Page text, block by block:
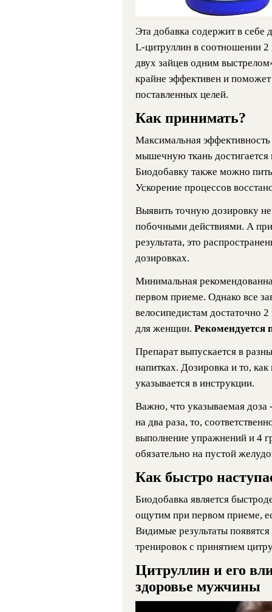
Эта добавка содержит в себе
L-цитруллин в соотношении 2
двух зайцев одним
крайне эффективен и
поставленных целей.
Как принимать?
Максимальная
мышечную ткань достигается
Биодобавку также можно
Ускорение процессов
Выявить точную дозировку
побочными действиями. А
результата, это
дозировках.
Минимальная
первом приеме. Однако все
велосипедистам достаточно
для женщин. Рекомендуется
Препарат выпускается в
напитках. Дозировка и то,
указывается в инструкции.
Важно, что указываемая доза
на два раза, то,
выполнение упражнений и 4
обязательно на пустой
Как быстро
Биодобавка является
ощутим при первом приеме,
Видимые результаты
тренировок с принятием
Цитруллин и его
здоровье мужчины